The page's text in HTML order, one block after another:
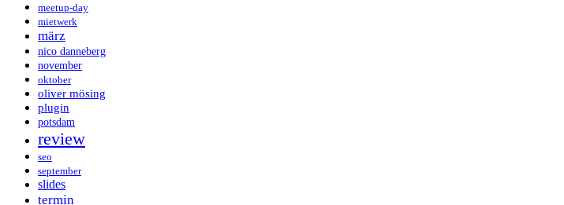
meetup-day
mietwerk
märz
nico danneberg
november
oktober
oliver mösing
plugin
potsdam
review
seo
september
slides
termin